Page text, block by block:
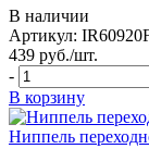
В наличии
Артикул:
439 руб./шт.
-
В корзину
Ниппель